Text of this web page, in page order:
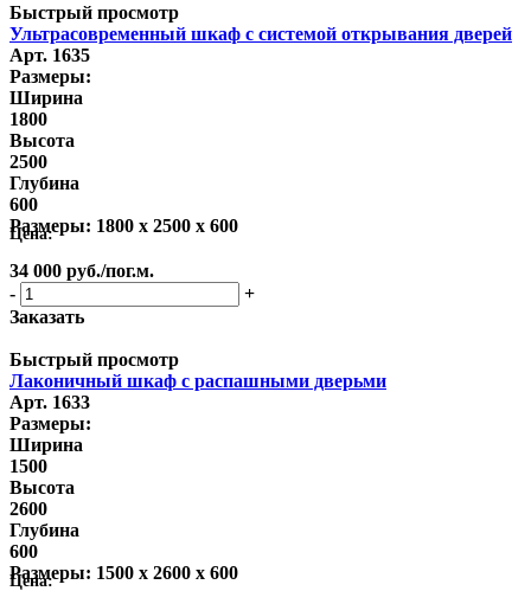
Быстрый просмотр
Ультрасовременный шкаф с системой открывания дверей
Арт. 1635
Размеры:
Ширина
1800
Высота
2500
Глубина
600
Размеры: 1800 x 2500 x 600
Цена:
34 000 руб./пог.м.
-
+
Заказать
Быстрый просмотр
Лаконичный шкаф с распашными дверьми
Арт. 1633
Размеры:
Ширина
1500
Высота
2600
Глубина
600
Размеры: 1500 x 2600 x 600
Цена: